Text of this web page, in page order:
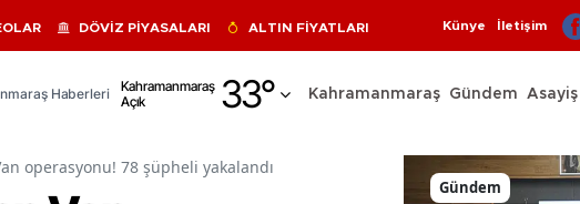
DÖVİZ PİYASALARI ALTIN FİYATLARI Künye İletişim
Haberleri
Kahramanmaraş
Açık
33°
Adıyaman
Afyonkarahisar
Kahramanmaraş Gündem Asayiş
operasyonu! 78 şüpheli yakalandı
Gündem